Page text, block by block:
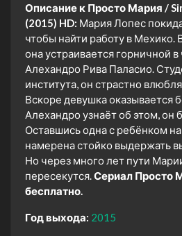
Описание к Просто Мария /
(2015) HD: Мария Лопес
чтобы найти работу в Мехико.
она устраивается горничной
Алехандро Рива Паласио.
института, он страстно
Вскоре девушка оказывается
Алехандро узнаёт об этом, он
Оставшись одна с ребёнком
намерена стойко выдержать
Но через много лет пути
пересекутся.Сериал Просто
бесплатно.
Год выхода: 2015